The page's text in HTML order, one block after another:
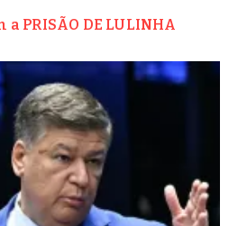
PRISÃO DE LULINHA